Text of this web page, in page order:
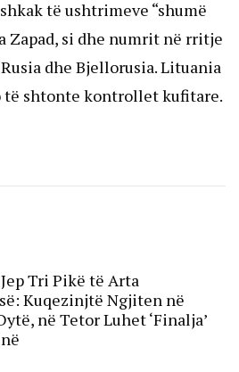
të ushtrimeve “shumë
Zapad, si dhe numrit në rritje
dhe Bjellorusia. Lituania
të shtonte kontrollet kufitare.
Tri Pikë të Arta
Kuqezinjtë Ngjiten në
në Tetor Luhet ‘Finalja’